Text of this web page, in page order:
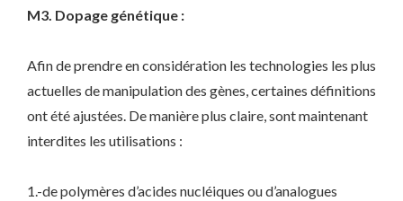
M3. Dopage génétique :
Afin de prendre en considération les technologies les plus
actuelles de manipulation des gènes, certaines définitions
ont été ajustées. De manière plus claire, sont maintenant
interdites les utilisations :
1.-de polymères d’acides nucléiques ou d’analogues